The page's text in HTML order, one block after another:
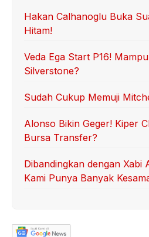
Hakan Calhanoglu Buka
Hitam!
Veda Ega Start P16!
Silverstone?
Sudah Cukup Memuji
Alonso Bikin Geger! Kiper
Bursa Transfer?
Dibandingkan dengan Xabi
Kami Punya Banyak